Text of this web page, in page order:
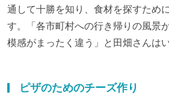
通して十勝を知り、食材を探すため
す。「各市町村への行き帰りの風景
模感がまったく違う」と田畑さんはい
ピザのためのチーズ作り